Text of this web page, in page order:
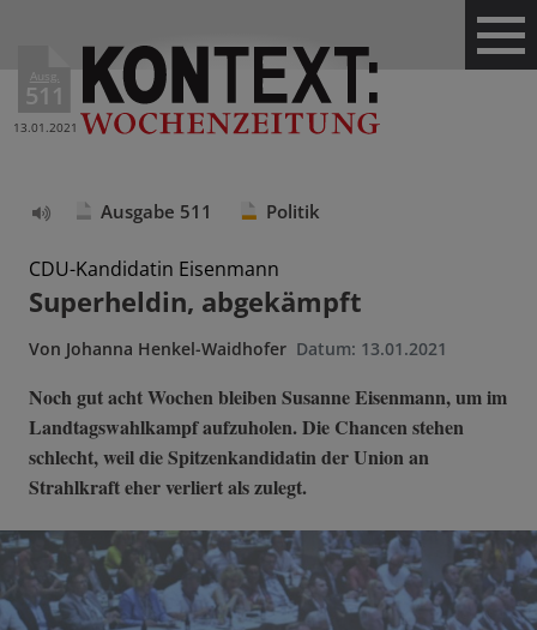
Ausg.
511
13.01.2021
vorlesen
Ausgabe 511 Politik
CDU-Kandidatin Eisenmann
Superheldin, abgekämpft
Von Johanna Henkel-Waidhofer Datum: 13.01.2021
Noch gut acht Wochen bleiben Susanne Eisenmann, um im
Landtagswahlkampf aufzuholen. Die Chancen stehen
schlecht, weil die Spitzenkandidatin der Union an
Strahlkraft eher verliert als zulegt.